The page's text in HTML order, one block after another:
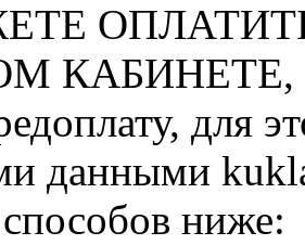
КАБИНЕТЕ,
для
данными
ниже: